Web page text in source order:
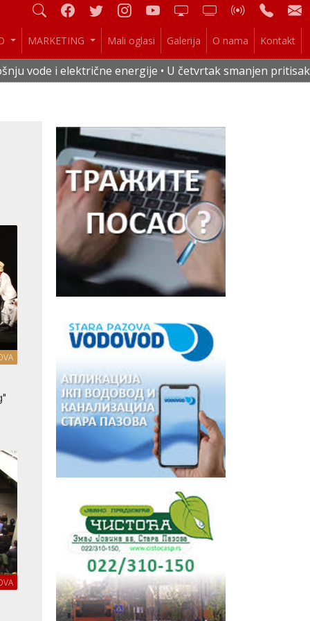
MARKETING Mali oglasi Galerija O nama Kontakt
• U četvrtak smanjen pritisak vode u celoj